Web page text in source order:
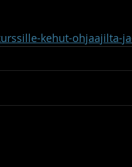
kehut-ohjaajilta-